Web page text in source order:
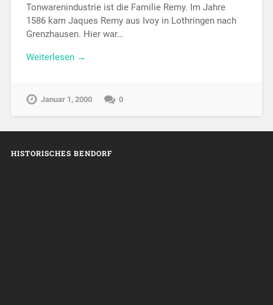
Tonwarenindustrie ist die Familie Remy. Im Jahre
1586 kam Jaques Remy aus Ivoy in Lothringen nach
Grenzhausen. Hier war…
Weiterlesen →
Januar 1, 2000 0
HISTORISCHES BENDORF